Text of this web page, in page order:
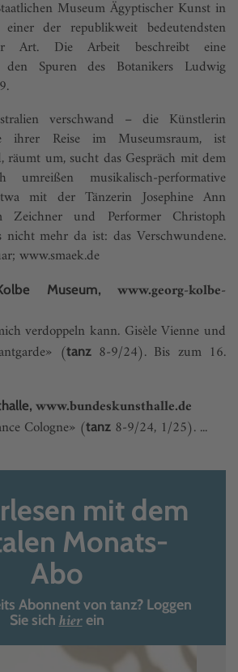
Museum Ägyptischer Kunst in
der republikweit bedeutendsten
Art. Die Arbeit beschreibt eine
den Spuren des Botanikers Ludwig
verschwand – die Künstlerin
ihrer Reise im Museumsraum, ist
räumt um, sucht das Gespräch mit dem
umreißen musikalisch-performative
mit der Tänzerin Josephine Ann
und Performer Christoph
nicht mehr da ist: das Verschwundene.
www.smaek.de
Museum, www.georg-kolbe-
verdoppeln kann. Gisèle Vienne und
(tanz8-9/24). Bis zum 16.
www.bundeskunsthalle.de
Cologne» (tanz 8-9/24, 1/25). ...
mit dem
Monats-
Abo
Abonnent von tanz? Loggen
Sie sich hierein